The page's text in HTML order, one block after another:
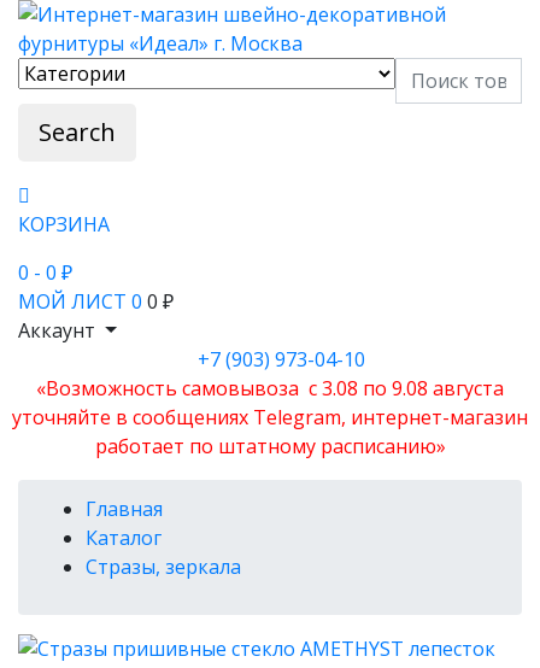
Search
КОРЗИНА
0 - 0 ₽
МОЙ ЛИСТ 0 0 ₽
Аккаунт
+7 (903) 973-04-10
«Возможность самовывоза с 3.08 по 9.08 августа
уточняйте в сообщениях Telegram, интернет-магазин
работает по штатному расписанию»
Главная
Каталог
Стразы, зеркала